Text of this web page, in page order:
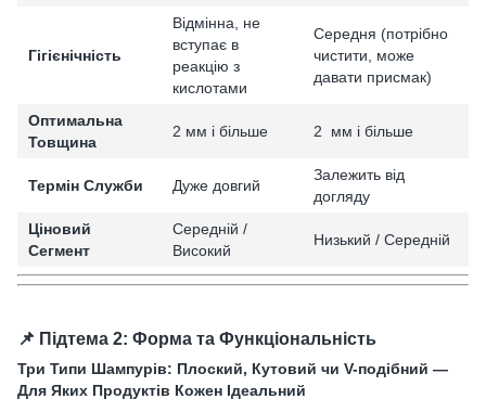
Гігієнічність
Відмінна, не
вступає в
реакцію з
кислотами
Середня (потрібно
чистити, може
давати присмак)
Оптимальна
Товщина
2 мм і більше 2 мм і більше
Термін Служби Дуже довгий
Залежить від
догляду
Ціновий
Сегмент
Середній /
Високий
Низький / Середній
📌 Підтема 2: Форма та Функціональність
Три Типи Шампурів: Плоский, Кутовий чи V-подібний —
Для Яких Продуктів Кожен Ідеальний